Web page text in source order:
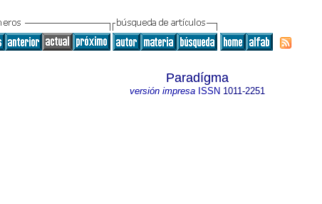
Paradígma
versión impresa ISSN 1011-2251